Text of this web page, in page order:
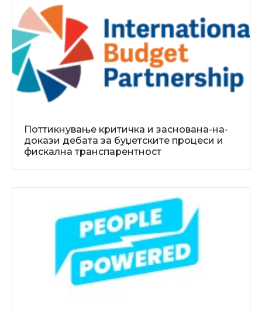
Поттикнување критичка и заснованa-на-
докази дебата за буџетските процеси и
фискална транспарентност